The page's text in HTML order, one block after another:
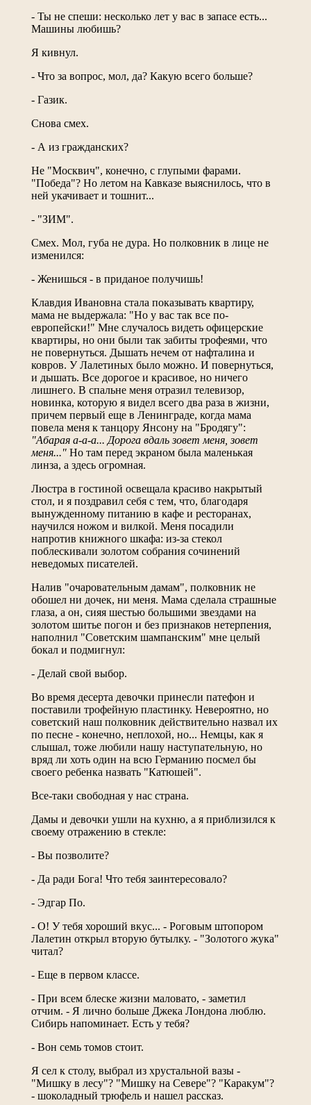
- Ты не спеши: несколько лет у вас в запасе есть...
Машины любишь?
Я кивнул.
- Что за вопрос, мол, да? Какую всего больше?
- Газик.
Снова смех.
- А из гражданских?
Не "Москвич", конечно, с глупыми фарами.
"Победа"? Но летом на Кавказе выяснилось, что в
ней укачивает и тошнит...
- "ЗИМ".
Смех. Мол, губа не дура. Но полковник в лице не
изменился:
- Женишься - в приданое получишь!
Клавдия Ивановна стала показывать квартиру,
мама не выдержала: "Но у вас так все по-
европейски!" Мне случалось видеть офицерские
квартиры, но они были так забиты трофеями, что
не повернуться. Дышать нечем от нафталина и
ковров. У Лалетиных было можно. И повернуться,
и дышать. Все дорогое и красивое, но ничего
лишнего. В спальне меня отразил телевизор,
новинка, которую я видел всего два раза в жизни,
причем первый еще в Ленинграде, когда мама
повела меня к танцору Янсону на "Бродягу":
"Абарая а-а-а... Дорога вдаль зовет меня, зовет
меня..." Но там перед экраном была маленькая
линза, а здесь огромная.
Люстра в гостиной освещала красиво накрытый
стол, и я поздравил себя с тем, что, благодаря
вынужденному питанию в кафе и ресторанах,
научился ножом и вилкой. Меня посадили
напротив книжного шкафа: из-за стекол
поблескивали золотом собрания сочинений
неведомых писателей.
Налив "очаровательным дамам", полковник не
обошел ни дочек, ни меня. Мама сделала страшные
глаза, а он, сияя шестью большими звездами на
золотом шитье погон и без признаков нетерпения,
наполнил "Советским шампанским" мне целый
бокал и подмигнул:
- Делай свой выбор.
Во время десерта девочки принесли патефон и
поставили трофейную пластинку. Невероятно, но
советский наш полковник действительно назвал их
по песне - конечно, неплохой, но... Немцы, как я
слышал, тоже любили нашу наступательную, но
вряд ли хоть один на всю Германию посмел бы
своего ребенка назвать "Катюшей".
Все-таки свободная у нас страна.
Дамы и девочки ушли на кухню, а я приблизился к
своему отражению в стекле:
- Вы позволите?
- Да ради Бога! Что тебя заинтересовало?
- Эдгар По.
- О! У тебя хороший вкус... - Роговым штопором
Лалетин открыл вторую бутылку. - "Золотого жука"
читал?
- Еще в первом классе.
- При всем блеске жизни маловато, - заметил
отчим. - Я лично больше Джека Лондона люблю.
Сибирь напоминает. Есть у тебя?
- Вон семь томов стоит.
Я сел к столу, выбрал из хрустальной вазы -
"Мишку в лесу"? "Мишку на Севере"? "Каракум"?
- шоколадный трюфель и нашел рассказ.